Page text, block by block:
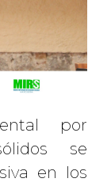
por
se
en los